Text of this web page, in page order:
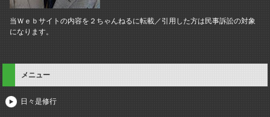
当Ｗｅｂサイトの内容を２ちゃんねるに転載／引用した方は民事訴訟の対象
になります。
メニュー
日々是修行